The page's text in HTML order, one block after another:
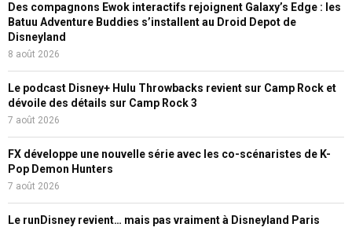
Des compagnons Ewok interactifs rejoignent Galaxy’s Edge : les
Batuu Adventure Buddies s’installent au Droid Depot de
Disneyland
8 août 2026
Le podcast Disney+ Hulu Throwbacks revient sur Camp Rock et
dévoile des détails sur Camp Rock 3
7 août 2026
FX développe une nouvelle série avec les co-scénaristes de K-
Pop Demon Hunters
7 août 2026
Le runDisney revient… mais pas vraiment à Disneyland Paris